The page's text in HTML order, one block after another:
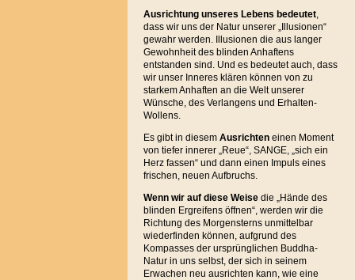
Ausrichtung unseres Lebens bedeutet,
dass wir uns der Natur unserer „Illusionen“
gewahr werden. Illusionen die aus langer
Gewohnheit des blinden Anhaftens
entstanden sind. Und es bedeutet auch, dass
wir unser Inneres klären können von zu
starkem Anhaften an die Welt unserer
Wünsche, des Verlangens und Erhalten-
Wollens.
Es gibt in diesem Ausrichteneinen Moment
von tiefer innerer „Reue“, SANGE, „sich ein
Herz fassen“ und dann einen Impuls eines
frischen, neuen Aufbruchs.
Wenn wir auf diese Weisedie „Hände des
blinden Ergreifens öffnen“, werden wir die
Richtung des Morgensterns unmittelbar
wiederfinden können, aufgrund des
Kompasses der ursprünglichen Buddha-
Natur in uns selbst, der sich in seinem
Erwachen neu ausrichten kann, wie eine